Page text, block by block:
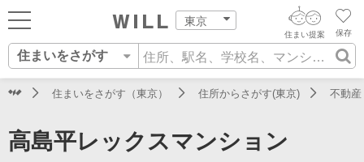
東京
ログイン
住まいをさがす
保存
住まい提案
住まいをさがす
住まいをさがす
営業所をさがす
AIウィルくんの提案
不動産エージェントの提案
住まいをさがす（東京） 住所からさがす(東京) 不動産
高島平レックスマンション